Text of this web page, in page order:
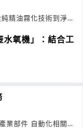
精油霧化技術到淨化
水氧機」：結合工
業部件 自動化相關部